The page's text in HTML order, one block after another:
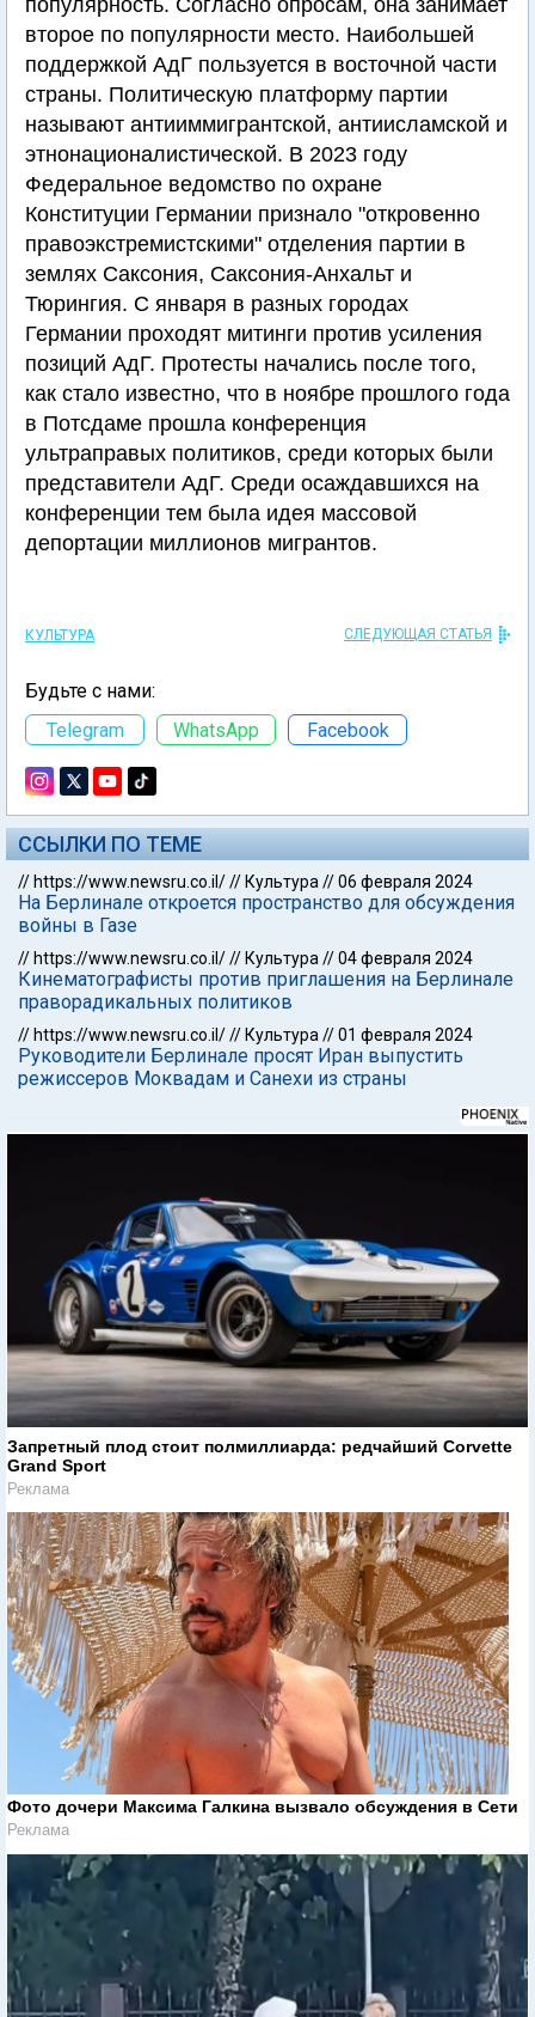
популярность. Согласно опросам, она занимает
второе по популярности место. Наибольшей
поддержкой АдГ пользуется в восточной части
страны. Политическую платформу партии
называют антииммигрантской, антиисламской и
этнонационалистической. В 2023 году
Федеральное ведомство по охране
Конституции Германии признало "откровенно
правоэкстремистскими" отделения партии в
землях Саксония, Саксония-Анхальт и
Тюрингия. С января в разных городах
Германии проходят митинги против усиления
позиций АдГ. Протесты начались после того,
как стало известно, что в ноябре прошлого года
в Потсдаме прошла конференция
ультраправых политиков, среди которых были
представители АдГ. Среди осаждавшихся на
конференции тем была идея массовой
депортации миллионов мигрантов.
КУЛЬТУРА СЛЕДУЮЩАЯ СТАТЬЯ
Будьте с нами:
Telegram
WhatsApp Facebook
ССЫЛКИ ПО ТЕМЕ
// https://www.newsru.co.il/// Культура //06 февраля 2024
На Берлинале откроется пространство для обсуждения
войны в Газе
// https://www.newsru.co.il/// Культура //04 февраля 2024
Кинематографисты против приглашения на Берлинале
праворадикальных политиков
// https://www.newsru.co.il/// Культура //01 февраля 2024
Руководители Берлинале просят Иран выпустить
режиссеров Моквадам и Санехи из страны
Запретный плод стоит полмиллиарда: редчайший Corvette
Grand Sport
Реклама
Фото дочери Максима Галкина вызвало обсуждения в Сети
Реклама